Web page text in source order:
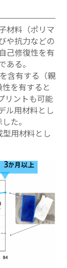
材料（ポリマ
や抗力などの
己修復性を有
る。
含有する（親
を有すると
リントも可能
ル用材料とし
た。
型用材料とし